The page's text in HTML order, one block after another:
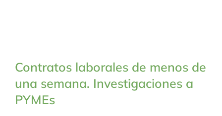
Contratos laborales de menos de
una semana. Investigaciones a
PYMEs